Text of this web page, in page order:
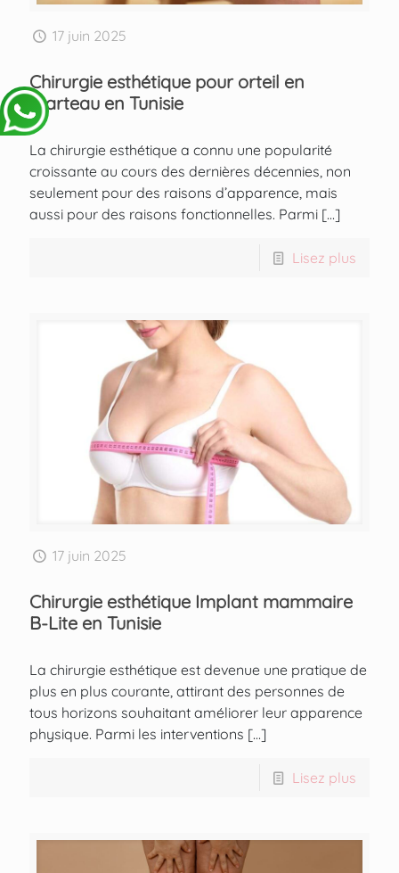
17 juin 2025
Chirurgie esthétique pour orteil en
marteau en Tunisie
La chirurgie esthétique a connu une popularité
croissante au cours des dernières décennies, non
seulement pour des raisons d’apparence, mais
aussi pour des raisons fonctionnelles. Parmi […]
Lisez plus
17 juin 2025
Chirurgie esthétique Implant mammaire
B-Lite en Tunisie
La chirurgie esthétique est devenue une pratique de
plus en plus courante, attirant des personnes de
tous horizons souhaitant améliorer leur apparence
physique. Parmi les interventions […]
Lisez plus